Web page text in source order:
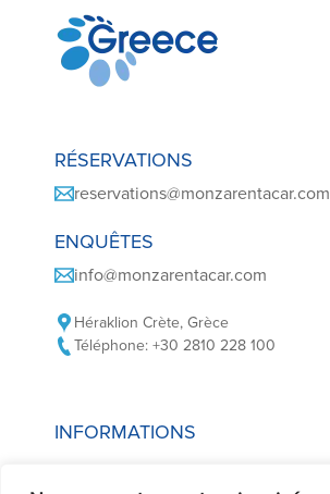
RÉSERVATIONS
reservations@monzarentacar.com
ENQUÊTES
info@monzarentacar.com
Héraklion Crète, Grèce
Téléphone: +30 2810 228 100
INFORMATIONS